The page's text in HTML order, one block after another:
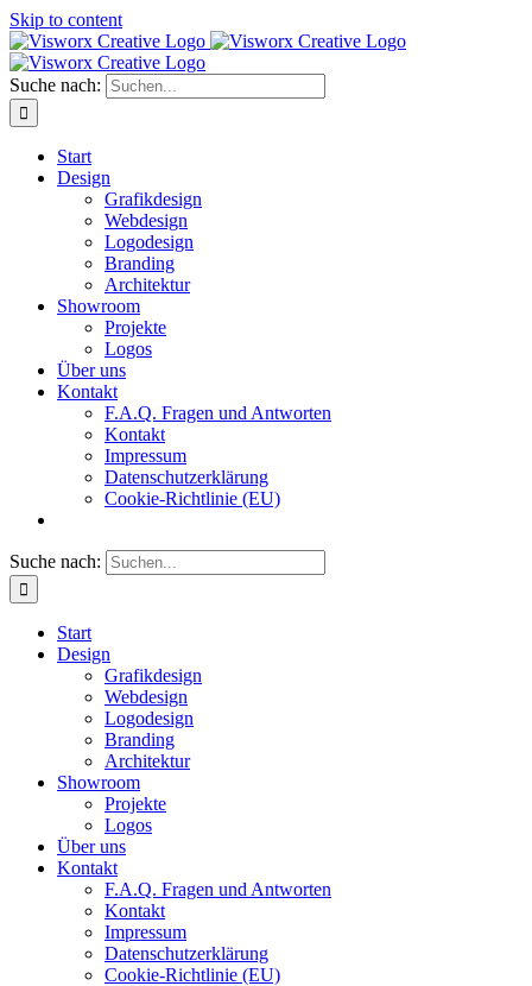
Skip to content
Suche nach:
Start
Design
Grafikdesign
Webdesign
Logodesign
Branding
Architektur
Showroom
Projekte
Logos
Über uns
Kontakt
F.A.Q. Fragen und Antworten
Kontakt
Impressum
Datenschutzerklärung
Cookie-Richtlinie (EU)
Suche nach:
Start
Design
Grafikdesign
Webdesign
Logodesign
Branding
Architektur
Showroom
Projekte
Logos
Über uns
Kontakt
F.A.Q. Fragen und Antworten
Kontakt
Impressum
Datenschutzerklärung
Cookie-Richtlinie (EU)